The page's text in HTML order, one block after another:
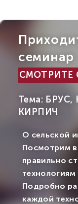
семинар
СМОТРИТЕ
Тема:
КИРПИЧ
О сельской
Посмотрим
правильно
технологиям
Подробно
каждой